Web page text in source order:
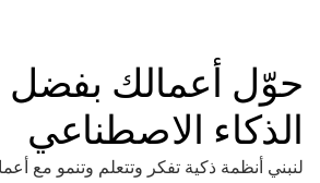
حوّل أعمالك بفضل
الذكاء الاصطناعي